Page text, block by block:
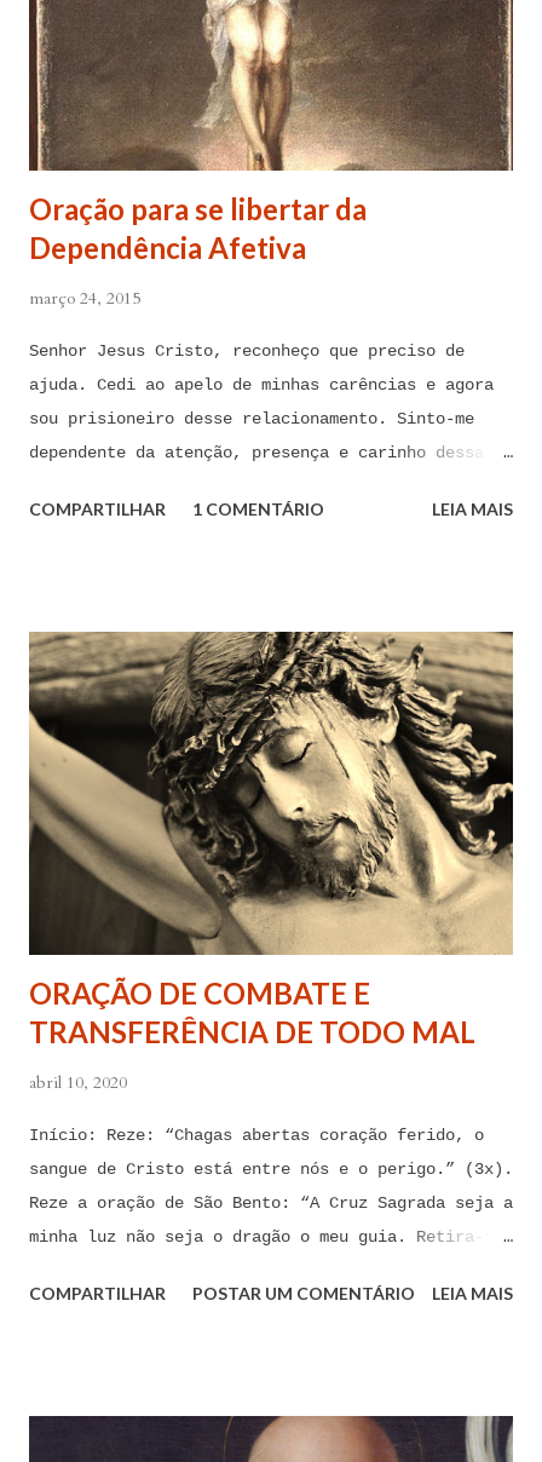
Oração para se libertar da
Dependência Afetiva
março 24, 2015
Senhor Jesus Cristo, reconheço que preciso de
ajuda. Cedi ao apelo de minhas carências e agora
sou prisioneiro desse relacionamento. Sinto-me
dependente da atenção, presença e carinho dessa
para me libertar da influência dessas tentações. A
tentação me venceu. E confesso a minha culpa por
ter cedido às suas insinuações me deixando
envolver. Mas, neste momento, eu me agarro com
todas as minhas forças ao poder de Tua Santa Cruz.
Jesus, eu suplico que o Senhor ordene a todas as
forças espirituais malignas que me amarram e
atormentam por meio desses sentimentos para que se
afastem de mim juntamente com todas as suas
tentações. Senhor Jesus, a partir de agora eu não
quero mais me deixar arrastar por esses espíritos
de impotência, de apego, de escravidão
sentimental, de devassidão, de adultério, de
COMPARTILHAR 1 COMENTÁRIO LEIA MAIS
ORAÇÃO DE COMBATE E
TRANSFERÊNCIA DE TODO MAL
abril 10, 2020
Início: Reze: “Chagas abertas coração ferido, o
sangue de Cristo está entre nós e o perigo.” (3x).
Reze a oração de São Bento: “A Cruz Sagrada seja a
minha luz não seja o dragão o meu guia. Retira-te
que me ofereces, bebe tu mesmo o teu veneno.” Reze
Aleluia!” Proclame com fé e autoridade: “O Senhor
COMPARTILHAR POSTAR UM COMENTÁRIO LEIA MAIS